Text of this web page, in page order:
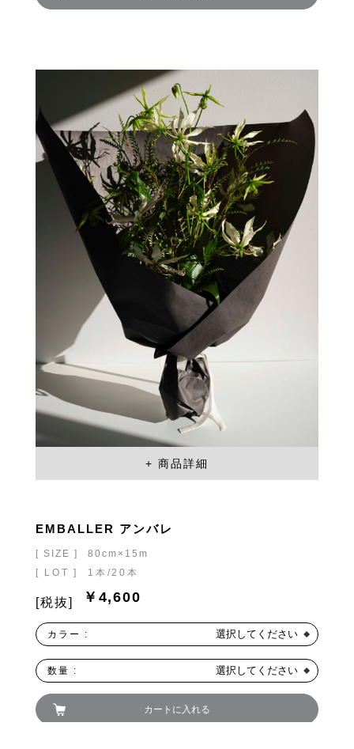
EMBALLER アンバレ
[ SIZE ]
80cm×15m
[ LOT ]
1本/20本
￥4,600
[税抜]
カラー : 選択してください
数量 : 選択してください
カートに入れる